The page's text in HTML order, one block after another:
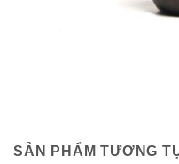
SẢN PHẨM TƯƠNG